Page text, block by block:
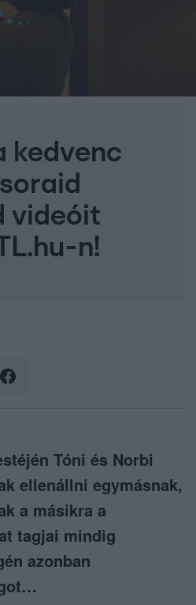
kedvenc
videóit
n!
Tóni és Norbi
ellenállni egymásnak,
a másikra a
tagjai mindig
azonban